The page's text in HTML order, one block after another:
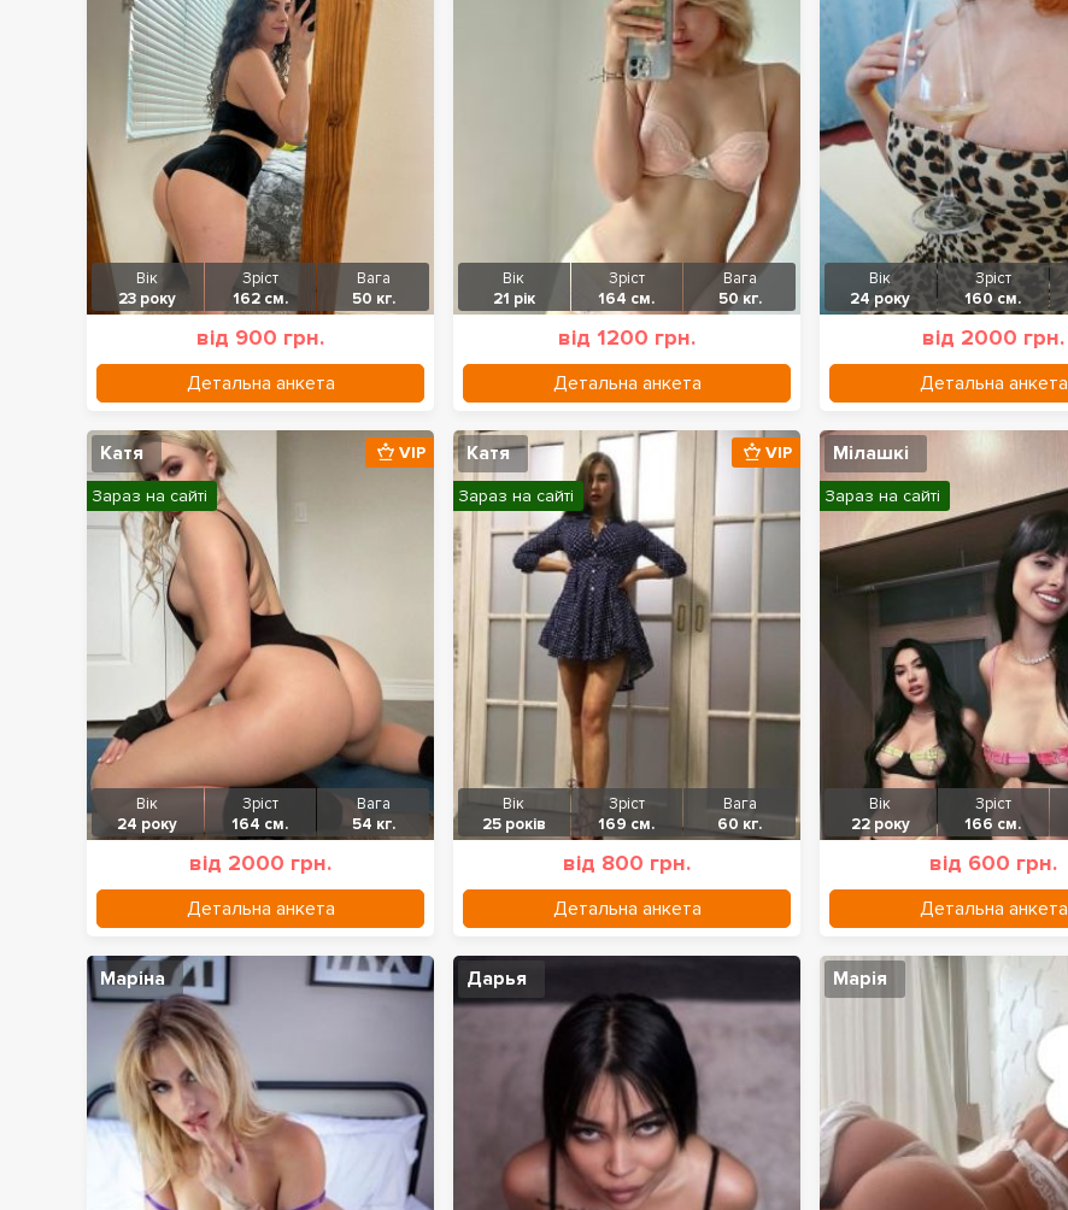
Вік
23 року
Зріст
162 см.
Вага
50 кг.
від 900 грн.
Детальна анкета
Вік
21 рік
Зріст
164 см.
Вага
50 кг.
від 1200 грн.
Детальна анкета
Вік
24 року
Зріст
160 см.
від 2000 грн.
Детальна анкета
Катя
Вік
24 року
Зріст
164 см.
Вага
54 кг.
від 2000 грн.
Детальна анкета
VIP
Зараз на сайті
Катя
Вік
25 років
Зріст
169 см.
Вага
60 кг.
від 800 грн.
Детальна анкета
VIP
Зараз на сайті
Мілашкі
Вік
22 року
Зріст
166 см.
від 600 грн.
Детальна анкета
Зараз на сайті
Маріна Дарья Марія